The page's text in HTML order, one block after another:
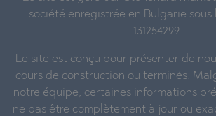
société enregistrée en Bulgarie sous
131254299.
Le site est conçu pour présenter de
cours de construction ou terminés.
notre équipe, certaines informations
ne pas être complètement à jour ou